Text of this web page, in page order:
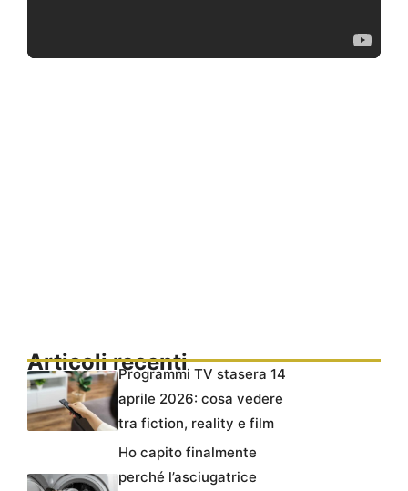
Articoli recentiProgrammi TV stasera 14
aprile 2026: cosa vedere
tra fiction, reality e film
Ho capito finalmente
perché l’asciugatrice